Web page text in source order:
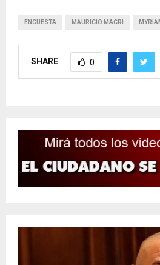
ENCUESTA MAURICIO MACRI
SHARE 0